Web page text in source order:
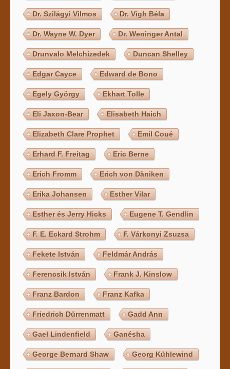
Dr. Szilágyi Vilmos Dr. Vígh Béla
Dr. Wayne W. Dyer Dr. Weninger Antal
Drunvalo Melchizedek Duncan Shelley
Edgar Cayce Edward de Bono
Egely György Ekhart Tolle
Eli Jaxon-Bear Elisabeth Haich
Elizabeth Clare Prophet Emil Coué
Erhard F. Freitag Eric Berne
Erich Fromm Erich von Däniken
Erika Johansen Esther Vilar
Esther és Jerry Hicks Eugene T. Gendlin
F. E. Eckard Strohm F. Várkonyi Zsuzsa
Fekete István Feldmár András
Ferencsik István Frank J. Kinslow
Franz Bardon Franz Kafka
Friedrich Dürrenmatt Gadd Ann
Gael Lindenfield Ganésha
George Bernard Shaw Georg Kühlewind